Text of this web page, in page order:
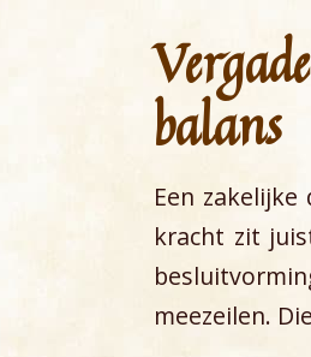
balans
Een
kracht zit
meezeilen.